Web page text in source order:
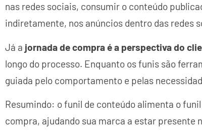
nas redes sociais, consumir o conteúdo
indiretamente, nos anúncios dentro das redes
Já a jornada de compra é a perspectiva do
longo do processo. Enquanto os funis são
guiada pelo comportamento e pelas
Resumindo: o funil de conteúdo alimenta o
compra, ajudando sua marca a estar presente